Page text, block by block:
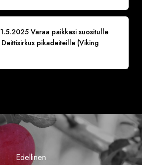
Varaa paikkasi suositulle
pikadeiteille (Viking
Edellinen